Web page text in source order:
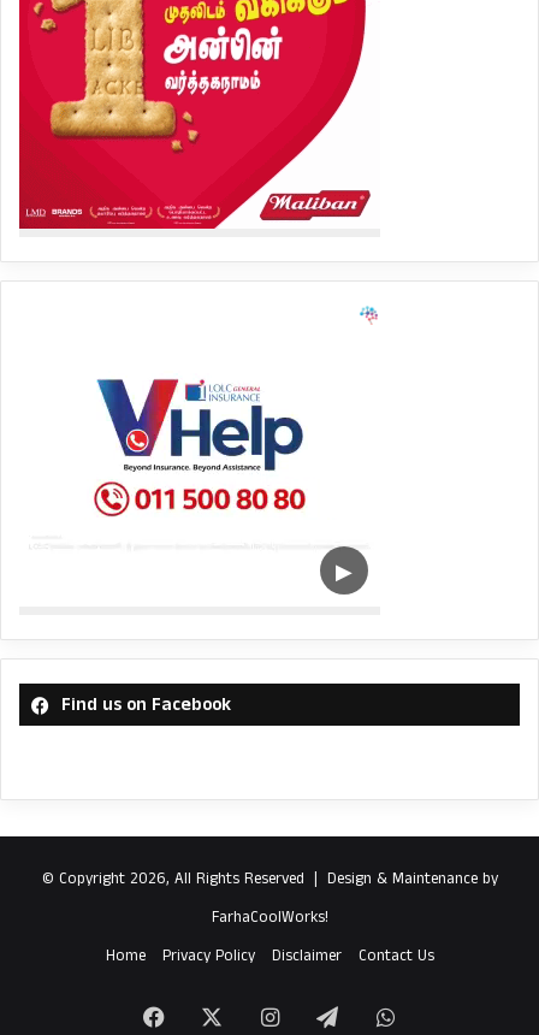
Find us on Facebook
© Copyright 2026, All Rights Reserved | Design & Maintenance by
FarhaCoolWorks!
Home
Privacy Policy Disclaimer Contact Us
Facebook InstagramTelegramWhatsApp